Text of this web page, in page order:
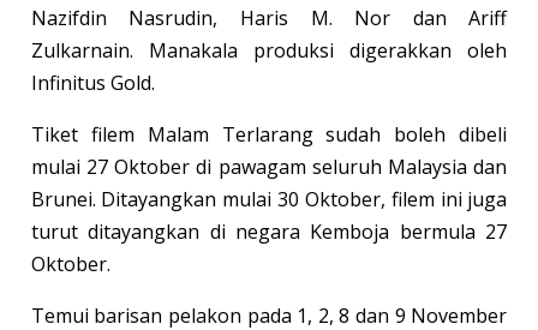
Nazifdin Nasrudin, Haris M. Nor dan Ariff
Zulkarnain. Manakala produksi digerakkan oleh
Infinitus Gold.
Tiket filem Malam Terlarang sudah boleh dibeli
mulai 27 Oktober di pawagam seluruh Malaysia dan
Brunei. Ditayangkan mulai 30 Oktober, filem ini juga
turut ditayangkan di negara Kemboja bermula 27
Oktober.
Temui barisan pelakon pada 1, 2, 8 dan 9 November